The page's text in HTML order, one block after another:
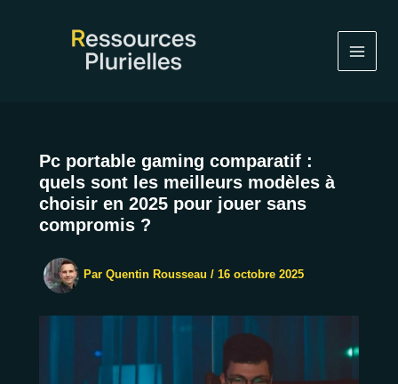
Pc portable gaming comparatif :
quels sont les meilleurs modèles à
choisir en 2025 pour jouer sans
compromis ?
Par Quentin Rousseau / 16 octobre 2025